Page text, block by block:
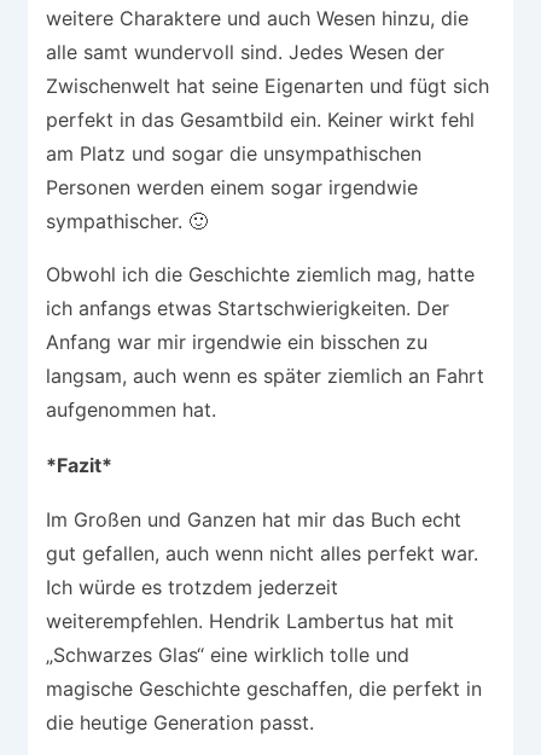
weitere Charaktere und auch Wesen hinzu, die
alle samt wundervoll sind. Jedes Wesen der
Zwischenwelt hat seine Eigenarten und fügt sich
perfekt in das Gesamtbild ein. Keiner wirkt fehl
am Platz und sogar die unsympathischen
Personen werden einem sogar irgendwie
sympathischer. 🙂
Obwohl ich die Geschichte ziemlich mag, hatte
ich anfangs etwas Startschwierigkeiten. Der
Anfang war mir irgendwie ein bisschen zu
langsam, auch wenn es später ziemlich an Fahrt
aufgenommen hat.
*Fazit*
Im Großen und Ganzen hat mir das Buch echt
gut gefallen, auch wenn nicht alles perfekt war.
Ich würde es trotzdem jederzeit
weiterempfehlen. Hendrik Lambertus hat mit
„Schwarzes Glas“ eine wirklich tolle und
magische Geschichte geschaffen, die perfekt in
die heutige Generation passt.